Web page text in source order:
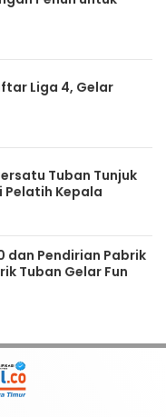
Liga 4, Gelar
Tuban Tunjuk
Pelatih Kepala
dan Pendirian Pabrik
Tuban Gelar Fun